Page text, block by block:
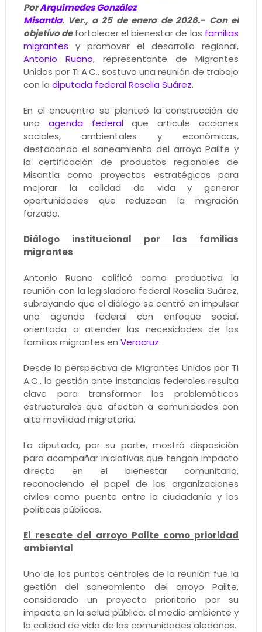
PorArquímedes González
Misantla. Ver., a 25 de enero de 2026.- Con el
objetivo defortalecer el bienestar de las familias
migrantes y promover el desarrollo regional,
Antonio Ruano, representante de Migrantes
Unidos por Ti A.C., sostuvo una reunión de trabajo
con la diputada federal Roselia Suárez.
En el encuentro se planteó la construcción de
una agenda federalque articule acciones
sociales, ambientales y económicas,
destacando el saneamiento del arroyo Pailte y
la certificación de productos regionales de
Misantla como proyectos estratégicos para
mejorar la calidad de vida y generar
oportunidades que reduzcan la migración
forzada.
Diálogo institucional por las familias
migrantes
Antonio Ruano calificó como productiva la
reunión con la legisladora federal Roselia Suárez,
subrayando que el diálogo se centró en impulsar
una agenda federal con enfoque social,
orientada a atender las necesidades de las
familias migrantes en Veracruz.
Desde la perspectiva de Migrantes Unidos por Ti
A.C., la gestión ante instancias federales resulta
clave para transformar las problemáticas
estructurales que afectan a comunidades con
alta movilidad migratoria.
La diputada, por su parte, mostró disposición
para acompañar iniciativas que tengan impacto
directo en el bienestar comunitario,
reconociendo el papel de las organizaciones
civiles como puente entre la ciudadanía y las
políticas públicas.
El rescate del arroyo Pailte como prioridad
ambiental
Uno de los puntos centrales de la reunión fue la
gestión del saneamiento del arroyo Pailte,
considerado un proyecto prioritario por su
impacto en la salud pública, el medio ambiente y
la calidad de vida de las comunidades aledañas.